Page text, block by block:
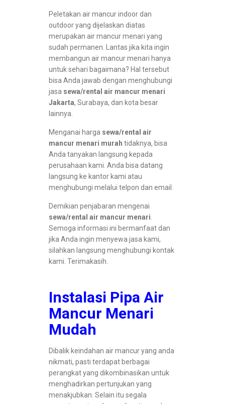
Peletakan air mancur indoor dan
outdoor yang dijelaskan diatas
merupakan air mancur menari yang
sudah permanen. Lantas jika kita ingin
membangun air mancur menari hanya
untuk sehari bagaimana? Hal tersebut
bisa Anda jawab dengan menghubungi
jasa sewa/rental air mancur menari
Jakarta, Surabaya, dan kota besar
lainnya.
Menganai harga sewa/rental air
mancur menari murah tidaknya, bisa
Anda tanyakan langsung kepada
perusahaan kami. Anda bisa datang
langsung ke kantor kami atau
menghubungi melalui telpon dan email.
Demikian penjabaran mengenai
sewa/rental air mancur menari
Semoga informasi ini bermanfaat dan
jika Anda ingin menyewa jasa kami,
silahkan langsung menghubungi kontak
kami. Terimakasih.
Instalasi Pipa Air
Mancur Menari
Mudah
Dibalik keindahan air mancur yang anda
nikmati, pasti terdapat berbagai
perangkat yang dikombinasikan untuk
menghadirkan pertunjukan yang
menakjubkan. Selain itu segala